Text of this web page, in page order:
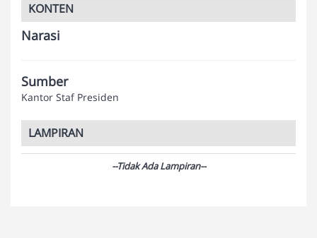
KONTEN
Narasi
Sumber
Kantor Staf Presiden
LAMPIRAN
--Tidak Ada Lampiran--